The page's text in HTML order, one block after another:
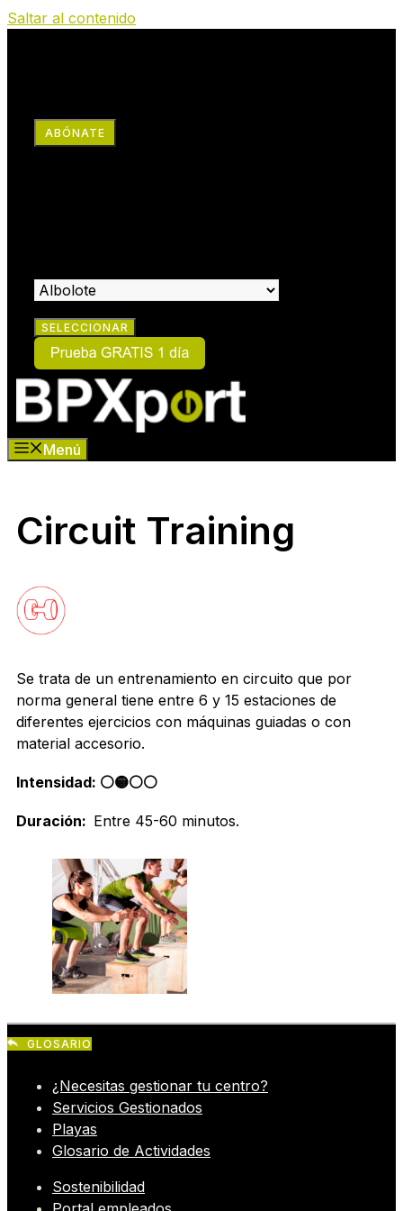
Saltar al contenido
ABÓNATE
Menú
Circuit Training
Se trata de un entrenamiento en circuito que por
norma general tiene entre 6 y 15 estaciones de
diferentes ejercicios con máquinas guiadas o con
material accesorio.
Intensidad: ⚪️🟡⚪️⚪
Duración: Entre 45-60 minutos.
GLOSARIO
¿Necesitas gestionar tu centro?
Servicios Gestionados
Playas
Glosario de Actividades
Sostenibilidad